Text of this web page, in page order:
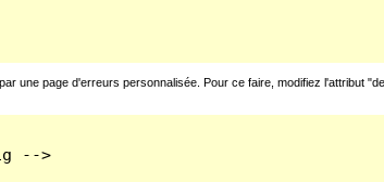
une page d'erreurs personnalisée. Pour ce faire, modifiez l'attribut
-->